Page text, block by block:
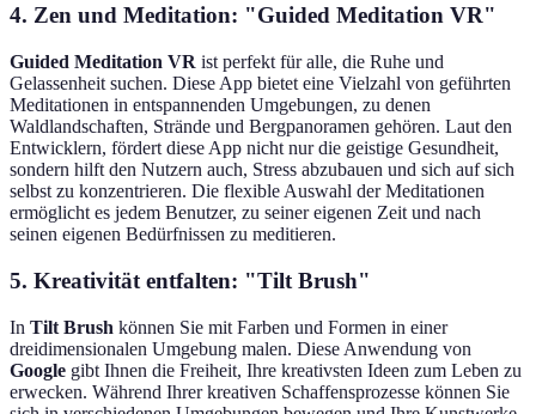
4. Zen und Meditation: "Guided Meditation VR"
Guided Meditation VR ist perfekt für alle, die Ruhe und
Gelassenheit suchen. Diese App bietet eine Vielzahl von geführten
Meditationen in entspannenden Umgebungen, zu denen
Waldlandschaften, Strände und Bergpanoramen gehören. Laut den
Entwicklern, fördert diese App nicht nur die geistige Gesundheit,
sondern hilft den Nutzern auch, Stress abzubauen und sich auf sich
selbst zu konzentrieren. Die flexible Auswahl der Meditationen
ermöglicht es jedem Benutzer, zu seiner eigenen Zeit und nach
seinen eigenen Bedürfnissen zu meditieren.
5. Kreativität entfalten: "Tilt Brush"
In Tilt Brush können Sie mit Farben und Formen in einer
dreidimensionalen Umgebung malen. Diese Anwendung von
Google gibt Ihnen die Freiheit, Ihre kreativsten Ideen zum Leben zu
erwecken. Während Ihrer kreativen Schaffensprozesse können Sie